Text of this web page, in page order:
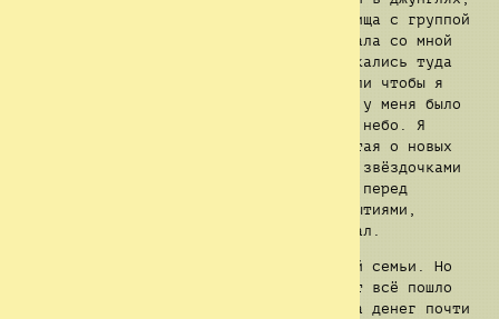
исследую различные тайны и ищу сокровища с группой
верных мне людей. Даже моя сестра играла со мной
время от времени. А мои родители спускались туда
за мной, чтобы позвать меня ужинать или чтобы я
пошёл спать. На потолке своей комнаты у меня было
окно, через которое можно было видеть небо. Я
просто смотрел в небо, на звёзды, мечтая о новых
приключениях. Вскоре тёплое одеяло со звёздочками
соблазняло меня, и я засыпал. Отдыхал перед
очередными приключениями, новыми открытиями,
которые никто до меня ещё не исследовал.
Я был избалованным ребёнком из богатой семьи. Но
это продлилось не долго. В один момент всё пошло
коту под хвост. Наш бизнес прогорел, а денег почти